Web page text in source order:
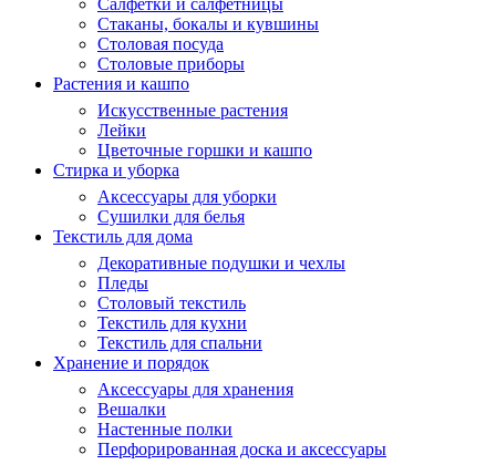
Салфетки и салфетницы
Стаканы, бокалы и кувшины
Столовая посуда
Столовые приборы
Растения и кашпо
Искусственные растения
Лейки
Цветочные горшки и кашпо
Стирка и уборка
Аксессуары для уборки
Сушилки для белья
Текстиль для дома
Декоративные подушки и чехлы
Пледы
Столовый текстиль
Текстиль для кухни
Текстиль для спальни
Хранение и порядок
Аксессуары для хранения
Вешалки
Настенные полки
Перфорированная доска и аксессуары